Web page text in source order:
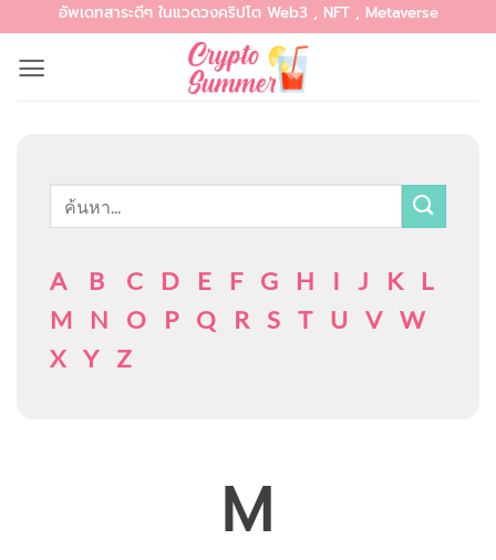
content
อัพเดทสาระดีๆ ในแวดวงคริปโต Web3 , NFT , Metaverse
A B C D E F G H I J K
L
M
N O P Q R S T U V W
X Y Z
M